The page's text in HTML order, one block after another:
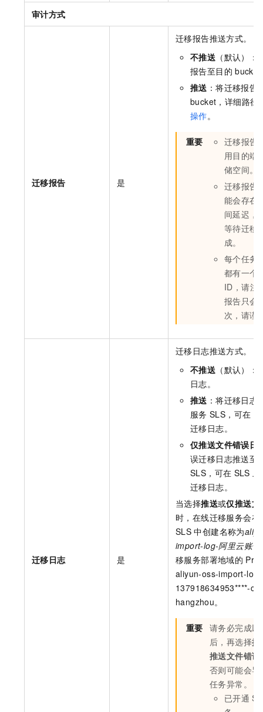
审计方式
迁移报告 是
迁移报告推送方式。
不推送 （默认）
报告至目的 bucket
推送 ：将迁移报告
bucket，详细路径
操作。
重要
迁移报告
用目的端
储空间。
迁移报告
能会存在
间延迟，
等待迁移
成。
每个任务
都有一个
ID，请注
报告只会
次，请谨
迁移日志 是
迁移日志推送方式。
不推送 （默认）
日志。
推送 ：将迁移日志
服务 SLS，可在
迁移日志。
仅推送文件错误日
误迁移日志推送至
SLS，可在 SLS
迁移日志。
当选择推送或仅推送文
时，在线迁移服务会在
SLS 中创建名称为
import-log-阿里云账号
移服务部署地域的
aliyun-oss-import-log-
137918634953****-cn-
hangzhou。
重要 请务必完成以
后，再选择推
推送文件错误
否则可能会导
任务异常。
已开通